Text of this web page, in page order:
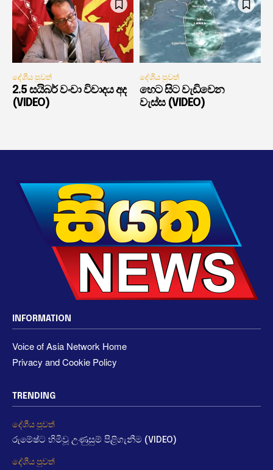
දේශීය පුවත්
2.5 සයිබර් වංචා විවාදය අද
(VIDEO)
දේශීය පුවත්
හෙට සිට වැඩිවෙන
වැස්ස (VIDEO)
INFORMATION
Voice of Asia Network Home
Privacy and Cookie Policy
TRENDING
දේශීය පුවත්
රුමේෂ්ට හිමිවූ උණුසුම් පිළිගැනීම (VIDEO)
දේශීය පුවත්